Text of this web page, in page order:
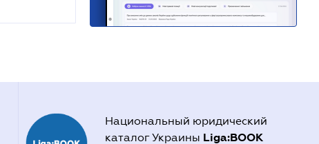
Национальный юридический
каталог Украины Liga:BOOK